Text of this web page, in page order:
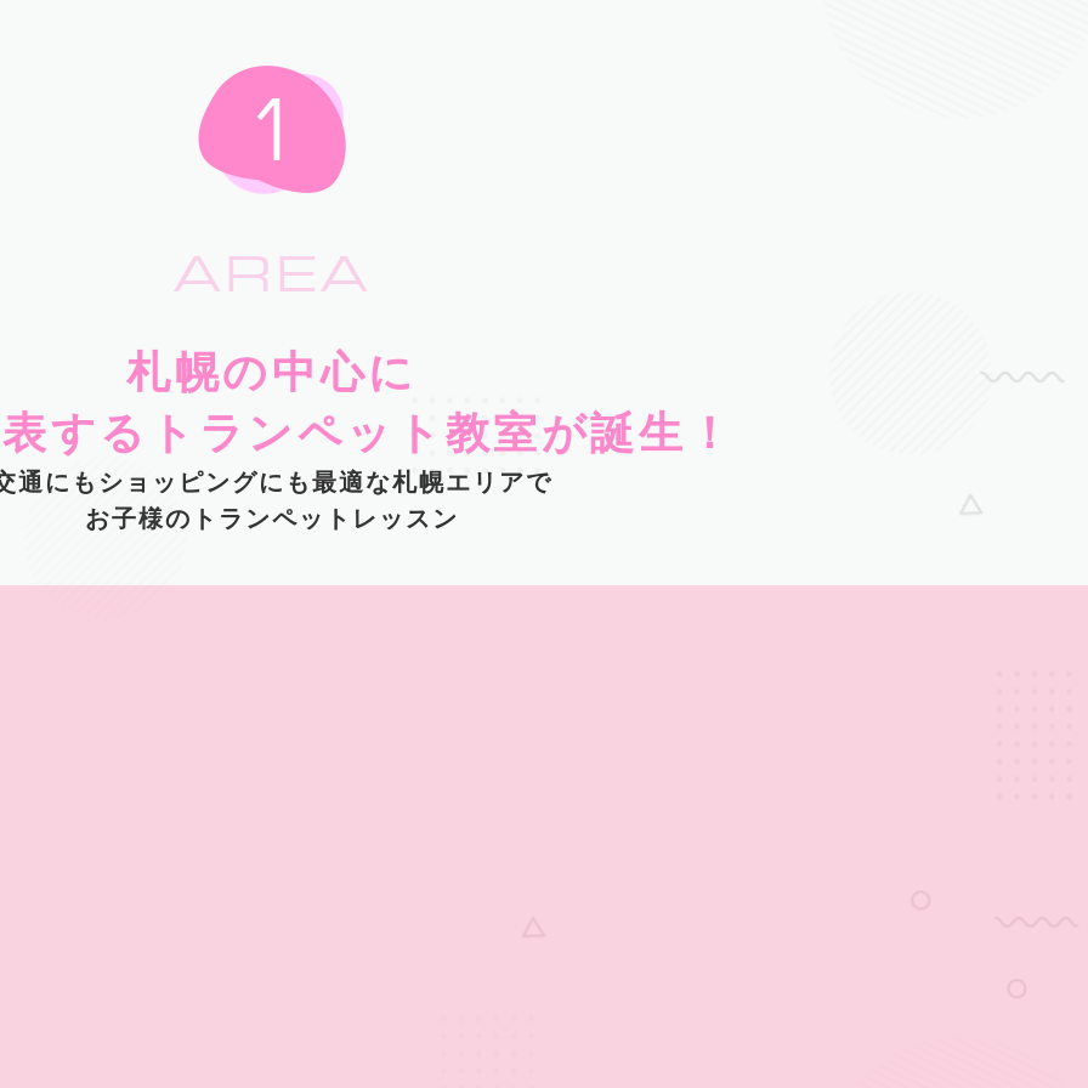
AREA
札幌の中心に
するトランペット教室が誕生！
通にもショッピングにも最適な札幌エリアで
お子様のトランペットレッスン